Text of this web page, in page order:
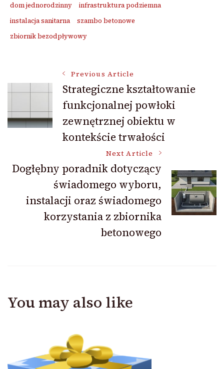
dom jednorodzinny
infrastruktura podziemna
instalacja sanitarna
szambo betonowe
zbiornik bezodpływowy
Post
Navigation
Previous Article
Strategiczne kształtowanie
funkcjonalnej powłoki
zewnętrznej obiektu w
kontekście trwałości
Next Article
Dogłębny poradnik dotyczący
świadomego wyboru,
instalacji oraz świadomego
korzystania z zbiornika
betonowego
You may also like